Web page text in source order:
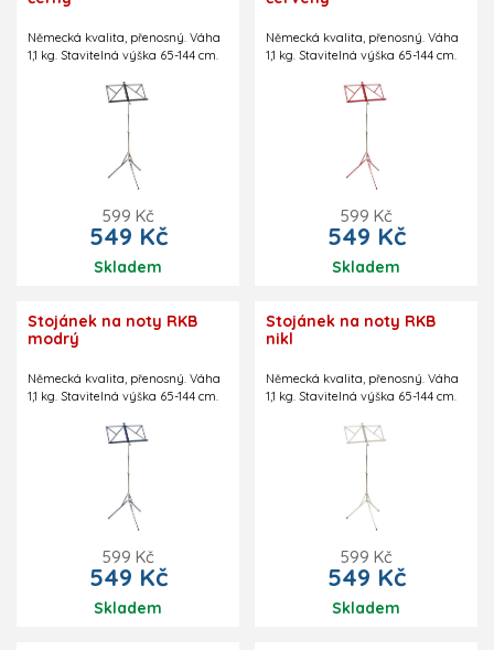
Německá kvalita, přenosný. Váha
1,1 kg. Stavitelná výška 65-144 cm.
599 Kč
549 Kč
Skladem
Německá kvalita, přenosný. Váha
1,1 kg. Stavitelná výška 65-144 cm.
599 Kč
549 Kč
Skladem
Stojánek na noty RKB
modrý
Německá kvalita, přenosný. Váha
1,1 kg. Stavitelná výška 65-144 cm.
599 Kč
549 Kč
Skladem
Stojánek na noty RKB
nikl
Německá kvalita, přenosný. Váha
1,1 kg. Stavitelná výška 65-144 cm.
599 Kč
549 Kč
Skladem